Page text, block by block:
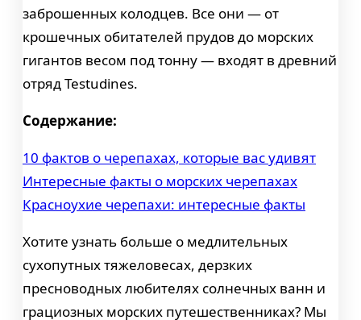
заброшенных колодцев. Все они — от
крошечных обитателей прудов до морских
гигантов весом под тонну — входят в древний
отряд Testudines.
Содержание:
10 фактов о черепахах, которые вас удивят
Интересные факты о морских черепахах
Красноухие черепахи: интересные факты
Хотите узнать больше о медлительных
сухопутных тяжеловесах, дерзких
пресноводных любителях солнечных ванн и
грациозных морских путешественниках? Мы